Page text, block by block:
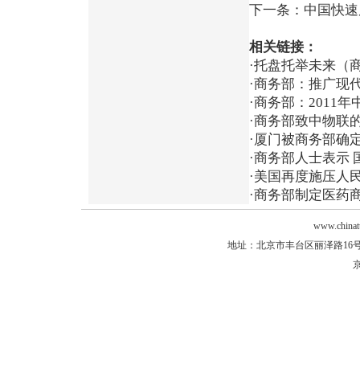
下一条： 中国快
相关链接：
·托盘托举未来（
·商务部：推广现
·商务部：2011年
·商务部致中物联
· 厦门被商务部确
·商务部人士表示
·美国再度施压人
·商务部制定医药
地址：北京市丰台区丽泽路16